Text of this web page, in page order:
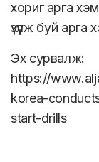
хориг арга
үзүүлж буй
Эх сурвалж:
https://
korea-
start-drills